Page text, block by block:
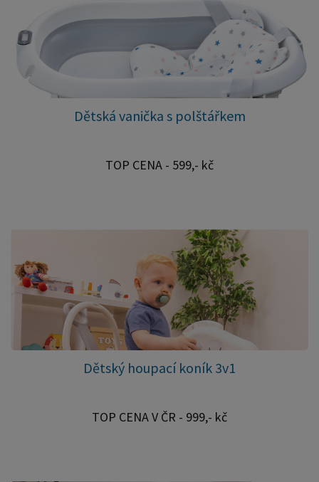
děti a menší pokoje 140×200 cm – komfortní varianta
pro větší děti nebo rodiče, kteří chtějí s dítětem sdílet
prostor při uspávání Všechny rozměry jsou dostupné ve
dvou oblíbených provedeních: přírodní masiv borovice
bílá lakovaná varianta Montessori postel Adele je
rámové konstrukci z masivu a nadčasovému designu,
rozšíření nabídky si nyní můžete vybrat ideální velikost
Dětská vanička s polštářkem
TOP CENA - 599,- kč
Dětský houpací koník 3v1
TOP CENA V ČR - 999,- kč